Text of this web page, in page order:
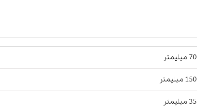
70 میلیمتر
150 میلیمتر
35 میلیمتر